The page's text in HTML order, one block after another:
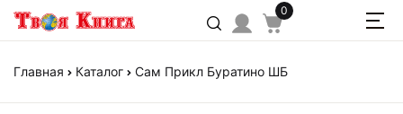
0
Главная Каталог Сам Прикл Буратино ШБ